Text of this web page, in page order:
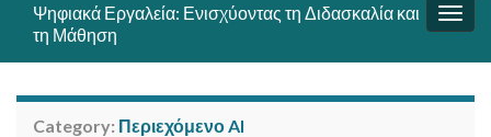
Ψηφιακά Εργαλεία: Ενισχύοντας τη Διδασκαλία και
τη Μάθηση
Category: Περιεχόμενο AI